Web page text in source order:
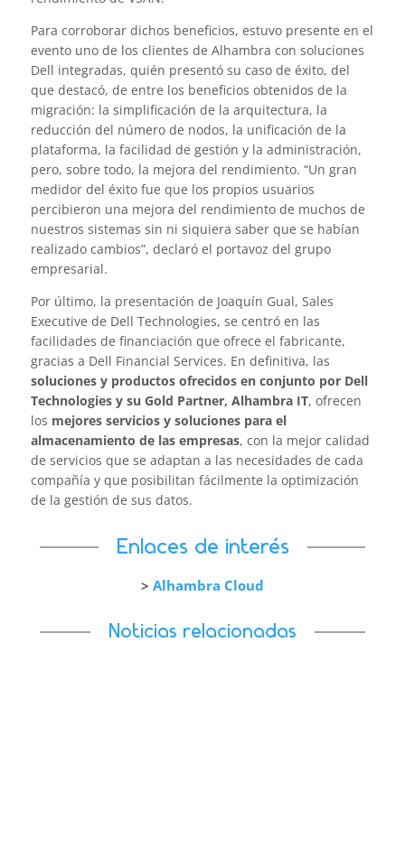
Para corroborar dichos beneficios, estuvo presente en el
evento uno de los clientes de Alhambra con soluciones
Dell integradas, quién presentó su caso de éxito, del
que destacó, de entre los beneficios obtenidos de la
migración: la simplificación de la arquitectura, la
reducción del número de nodos, la unificación de la
plataforma, la facilidad de gestión y la administración,
pero, sobre todo, la mejora del rendimiento. “Un gran
medidor del éxito fue que los propios usuarios
percibieron una mejora del rendimiento de muchos de
nuestros sistemas sin ni siquiera saber que se habían
realizado cambios”, declaró el portavoz del grupo
empresarial.
Por último, la presentación de Joaquín Gual, Sales
Executive de Dell Technologies, se centró en las
facilidades de financiación que ofrece el fabricante,
gracias a Dell Financial Services. En definitiva, las
soluciones y productos ofrecidos en conjunto por Dell
Technologies y su Gold Partner, Alhambra IT, ofrecen
los mejores servicios y soluciones para el
almacenamiento de las empresas, con la mejor calidad
de servicios que se adaptan a las necesidades de cada
compañía y que posibilitan fácilmente la optimización
de la gestión de sus datos.
Enlaces de interés
> Alhambra Cloud
Noticias relacionadas